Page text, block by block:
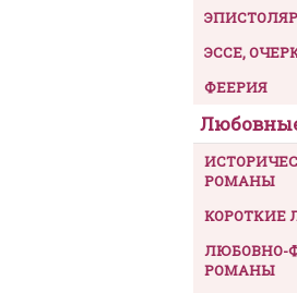
ЭССЕ,
ФЕЕРИЯ
РОМАНЫ
КОРОТКИЕ
ЛЮБОВНО-
РОМАНЫ